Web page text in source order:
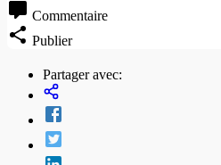
Commentaire
Publier
Partager avec: